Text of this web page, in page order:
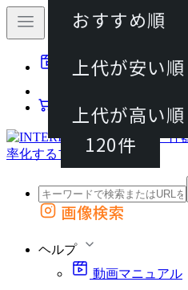
動画マニュアル
カート
外部サイトの商品をカートに追加
画像検索
ヘルプ
動画マニュアル
120件
おすすめ順
上代が安い順
上代が高い順